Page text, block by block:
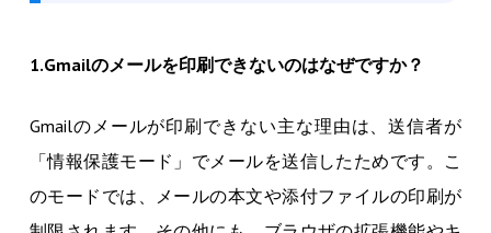
1.Gmailのメールを印刷できないのはなぜですか？
Gmailのメールが印刷できない主な理由は、送信者が
「情報保護モード」でメールを送信したためです。こ
のモードでは、メールの本文や添付ファイルの印刷が